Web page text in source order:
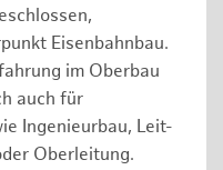
Eisenbahnbau.
im Oberbau
auch für
Ingenieurbau, Leit-
Oberleitung.